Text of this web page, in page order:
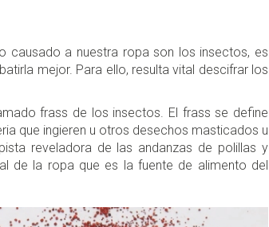
causado a nuestra ropa son los insectos, es
mejor. Para ello, resulta vital descifrar los
frass de los insectos. El frass se define
que ingieren u otros desechos masticados u
reveladora de las andanzas de polillas y
de la ropa que es la fuente de alimento del